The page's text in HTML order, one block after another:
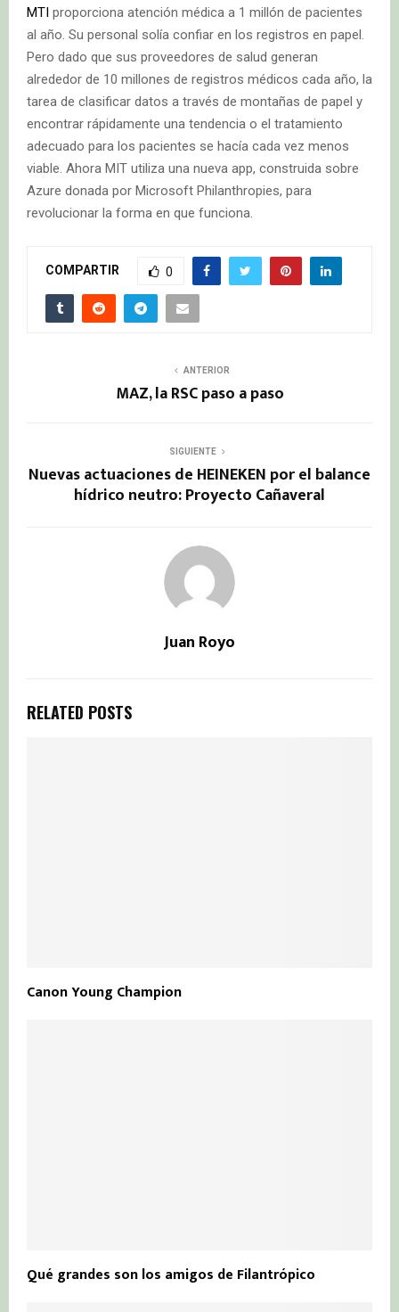
MTI proporciona atención médica a 1 millón de pacientes
al año. Su personal solía confiar en los registros en papel.
Pero dado que sus proveedores de salud generan
alrededor de 10 millones de registros médicos cada año, la
tarea de clasificar datos a través de montañas de papel y
encontrar rápidamente una tendencia o el tratamiento
adecuado para los pacientes se hacía cada vez menos
viable. Ahora MIT utiliza una nueva app, construida sobre
Azure donada por Microsoft Philanthropies, para
revolucionar la forma en que funciona.
COMPARTIR 0
ANTERIOR
MAZ, la RSC paso a paso
SIGUIENTE
Nuevas actuaciones de HEINEKEN por el balance
hídrico neutro: Proyecto Cañaveral
Juan Royo
RELATED POSTS
Canon Young Champion
Qué grandes son los amigos de Filantrópico